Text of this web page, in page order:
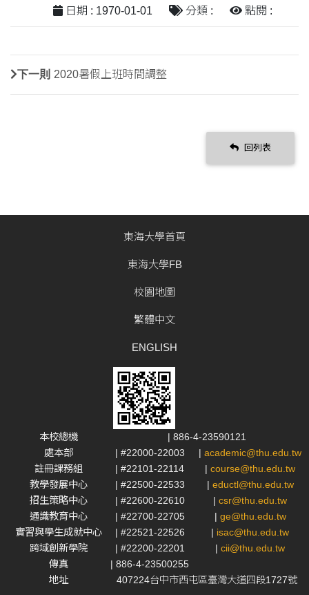
日期 : 1970-01-01 分類 : 點閱 :
下一則 2020暑假上班時間調整
回列表
東海大學首頁
東海大學FB
校園地圖
繁體中文
ENGLISH
本校總機
| 886-4-23590121
處本部
| #22000-22003 | academic@thu.edu.tw
註冊課務組
| #22101-22114 | course@thu.edu.tw
教學發展中心
| #22500-22533 | eductl@thu.edu.tw
招生策略中心
| #22600-22610 | csr@thu.edu.tw
通識教育中心
| #22700-22705 | ge@thu.edu.tw
實習與學生成就中心
| #22521-22526 | isac@thu.edu.tw
跨域創新學院
| #22200-22201 | cii@thu.edu.tw
傳真
| 886-4-23500255
地址
407224台中市西屯區臺灣大道四段1727號